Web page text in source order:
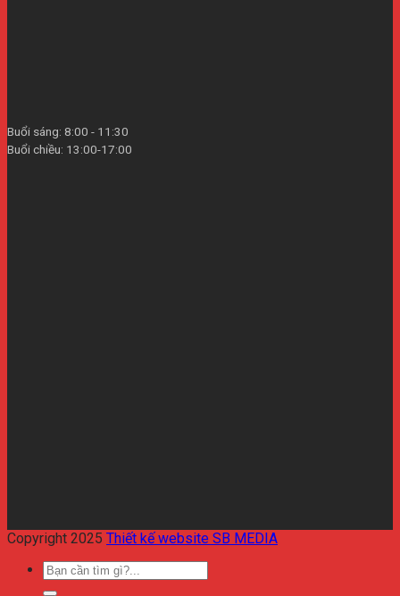
Buổi sáng: 8:00 - 11:30
Buổi chiều: 13:00-17:00
Copyright 2025 Thiết kế website SB MEDIA